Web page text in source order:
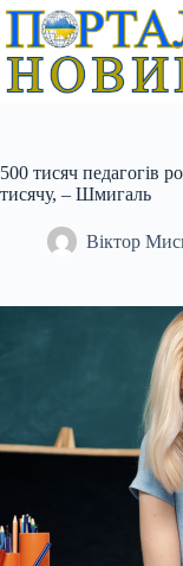
Перейти
вмісту
500 тисяч педагогів
тисячу, – Шмигаль
Віктор